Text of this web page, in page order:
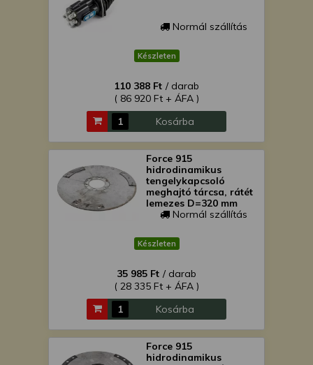
Normál szállítás
Készleten
110 388 Ft / darab
( 86 920 Ft + ÁFA )
Kosárba
Force 915
hidrodinamikus
tengelykapcsoló
meghajtó tárcsa, rátét
lemezes D=320 mm
Normál szállítás
Készleten
35 985 Ft / darab
( 28 335 Ft + ÁFA )
Kosárba
Force 915
hidrodinamikus